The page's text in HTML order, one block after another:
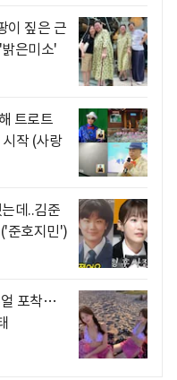
이 짚은 근
은미소'
트로트
작 (사랑
데..김준
준호지민')
얼 포착…